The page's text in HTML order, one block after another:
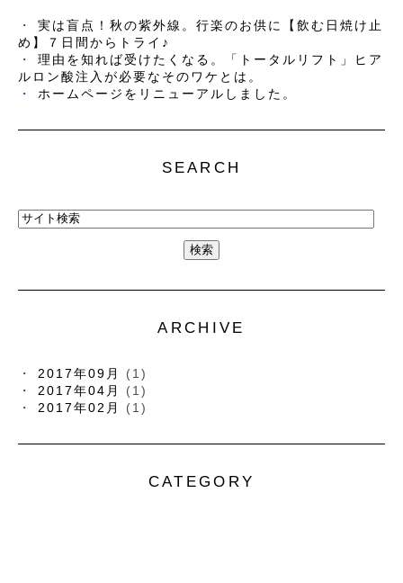
実は盲点！秋の紫外線。行楽のお供に【飲む日焼け止
め】７日間からトライ♪
理由を知れば受けたくなる。「トータルリフト」ヒア
ルロン酸注入が必要なそのワケとは。
ホームページをリニューアルしました。
SEARCH
ARCHIVE
2017年09月
(1)
2017年04月
(1)
2017年02月
(1)
CATEGORY